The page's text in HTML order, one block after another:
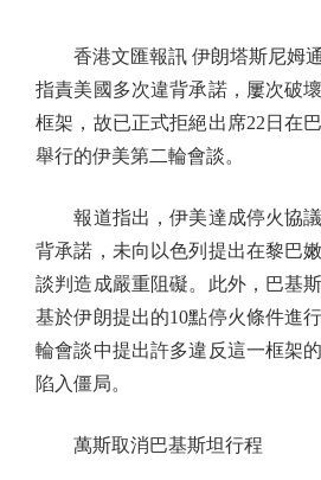
香港文匯報訊 伊朗塔斯尼姆通
指責美國多次違背承諾，屢次破
框架，故已正式拒絕出席22日在
舉行的伊美第二輪會談。
報道指出，伊美達成停火協議
背承諾，未向以色列提出在黎巴
談判造成嚴重阻礙。此外，巴基
基於伊朗提出的10點停火條件進
輪會談中提出許多違反這一框架
陷入僵局。
萬斯取消巴基斯坦行程